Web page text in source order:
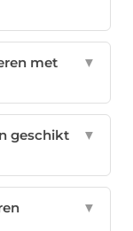
met
▼
geschikt
▼
▼